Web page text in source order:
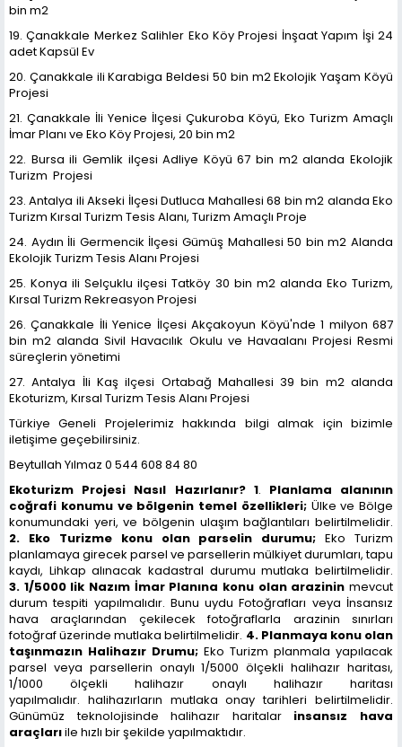
bin m2
19. Çanakkale Merkez Salihler Eko Köy Projesi İnşaat Yapım İşi 24
adet Kapsül Ev
20. Çanakkale ili Karabiga Beldesi 50 bin m2 Ekolojik Yaşam Köyü
Projesi
21. Çanakkale İli Yenice İlçesi Çukuroba Köyü, Eko Turizm Amaçlı
İmar Planı ve Eko Köy Projesi, 20 bin m2
22. Bursa ili Gemlik ilçesi Adliye Köyü 67 bin m2 alanda Ekolojik
Turizm Projesi
23. Antalya ili Akseki İlçesi Dutluca Mahallesi 68 bin m2 alanda Eko
Turizm Kırsal Turizm Tesis Alanı, Turizm Amaçlı Proje
24. Aydın İli Germencik İlçesi Gümüş Mahallesi 50 bin m2 Alanda
Ekolojik Turizm Tesis Alanı Projesi
25. Konya ili Selçuklu ilçesi Tatköy 30 bin m2 alanda Eko Turizm,
Kırsal Turizm Rekreasyon Projesi
26. Çanakkale İli Yenice İlçesi Akçakoyun Köyü'nde 1 milyon 687
bin m2 alanda Sivil Havacılık Okulu ve Havaalanı Projesi Resmi
süreçlerin yönetimi
27. Antalya İli Kaş ilçesi Ortabağ Mahallesi 39 bin m2 alanda
Ekoturizm, Kırsal Turizm Tesis Alanı Projesi
Türkiye Geneli Projelerimiz hakkında bilgi almak için bizimle
iletişime geçebilirsiniz.
Beytullah Yılmaz 0 544 608 84 80
Ekoturizm Projesi Nasıl Hazırlanır? 1. Planlama alanının
coğrafi konumu ve bölgenin temel özellikleri;Ülke ve Bölge
konumundaki yeri, ve bölgenin ulaşım bağlantıları belirtilmelidir.
2. Eko Turizme konu olan parselin durumu;Eko Turizm
planlamaya girecek parsel ve parsellerin mülkiyet durumları, tapu
kaydı, Lihkap alınacak kadastral durumu mutlaka belirtilmelidir.
3. 1/5000 lik Nazım İmar Planına konu olan arazinin mevcut
durum tespiti yapılmalıdır. Bunu uydu Fotoğrafları veya İnsansız
hava araçlarından çekilecek fotoğraflarla arazinin sınırları
fotoğraf üzerinde mutlaka belirtilmelidir. 4. Planmaya konu olan
taşınmazın Halihazır Drumu; Eko Turizm planmala yapılacak
parsel veya parsellerin onaylı 1/5000 ölçekli halihazır haritası,
1/1000 ölçekli halihazır onaylı halihazır haritası
yapılmalıdır. halihazırların mutlaka onay tarihleri belirtilmelidir.
Günümüz teknolojisinde halihazır haritalar insansız hava
araçlarıile hızlı bir şekilde yapılmaktıdır.